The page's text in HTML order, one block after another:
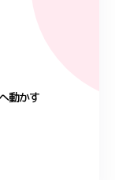
動かす